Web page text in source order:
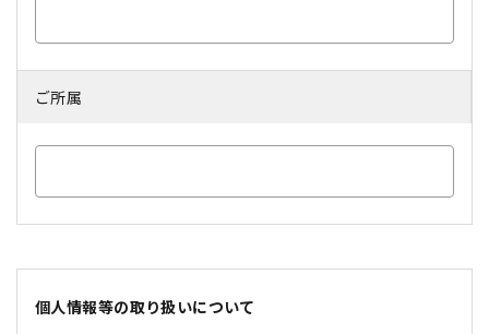
ご所属
個人情報等の取り扱いについて